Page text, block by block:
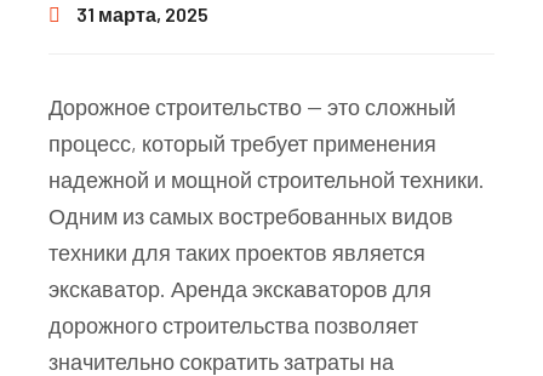
31 марта, 2025
Дорожное строительство — это сложный
процесс, который требует применения
надежной и мощной строительной техники.
Одним из самых востребованных видов
техники для таких проектов является
экскаватор. Аренда экскаваторов для
дорожного строительства позволяет
значительно сократить затраты на